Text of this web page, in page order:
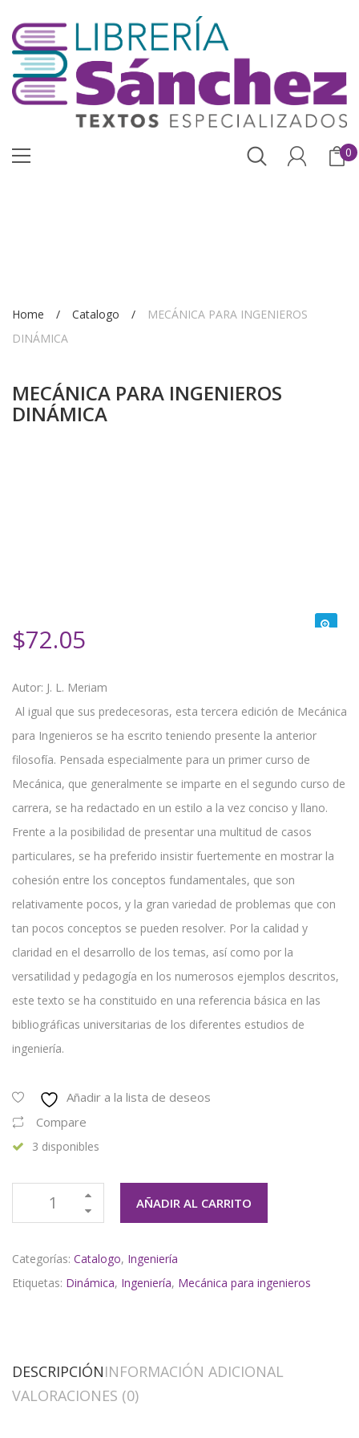
0
Home Catalogo
MECÁNICA PARA INGENIEROS
DINÁMICA
MECÁNICA PARA INGENIEROS
DINÁMICA
$72.05
Autor: J. L. Meriam
Al igual que sus predecesoras, esta tercera edición de Mecánica
para Ingenieros se ha escrito teniendo presente la anterior
filosofía. Pensada especialmente para un primer curso de
Mecánica, que generalmente se imparte en el segundo curso de
carrera, se ha redactado en un estilo a la vez conciso y llano.
Frente a la posibilidad de presentar una multitud de casos
particulares, se ha preferido insistir fuertemente en mostrar la
cohesión entre los conceptos fundamentales, que son
relativamente pocos, y la gran variedad de problemas que con
tan pocos conceptos se pueden resolver. Por la calidad y
claridad en el desarrollo de los temas, así como por la
versatilidad y pedagogía en los numerosos ejemplos descritos,
este texto se ha constituido en una referencia básica en las
bibliográficas universitarias de los diferentes estudios de
ingeniería.
Añadir a la lista de deseos
Compare
3 disponibles
AÑADIR AL CARRITO
Categorías: Catalogo, Ingeniería
Etiquetas: Dinámica, Ingeniería, Mecánica para ingenieros
DESCRIPCIÓNINFORMACIÓN ADICIONAL
VALORACIONES (0)